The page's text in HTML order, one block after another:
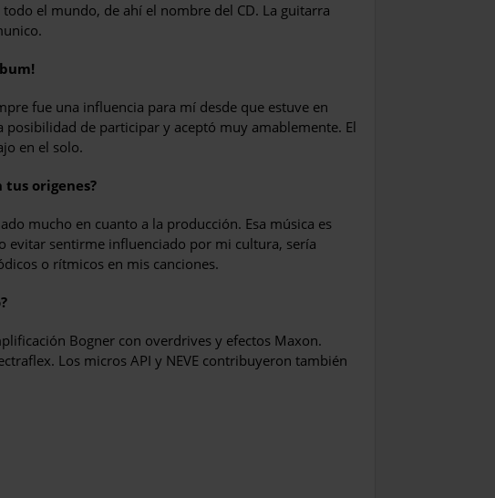
el mundo, de ahí el nombre del CD. La guitarra
fue una influencia para mí desde que estuve en
de participar y aceptó muy amablemente. El
en el solo.
origenes?
mucho en cuanto a la producción. Esa música es
evitar sentirme influenciado por mi cultura, sería
o rítmicos en mis canciones.
Bogner con overdrives y efectos Maxon.
Los micros API y NEVE contribuyeron también